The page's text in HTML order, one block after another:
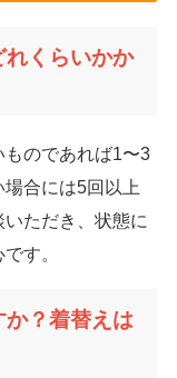
れくらいかか
のであれば1〜3
合には5回以上
ただき、状態に
す。
か？着替えは